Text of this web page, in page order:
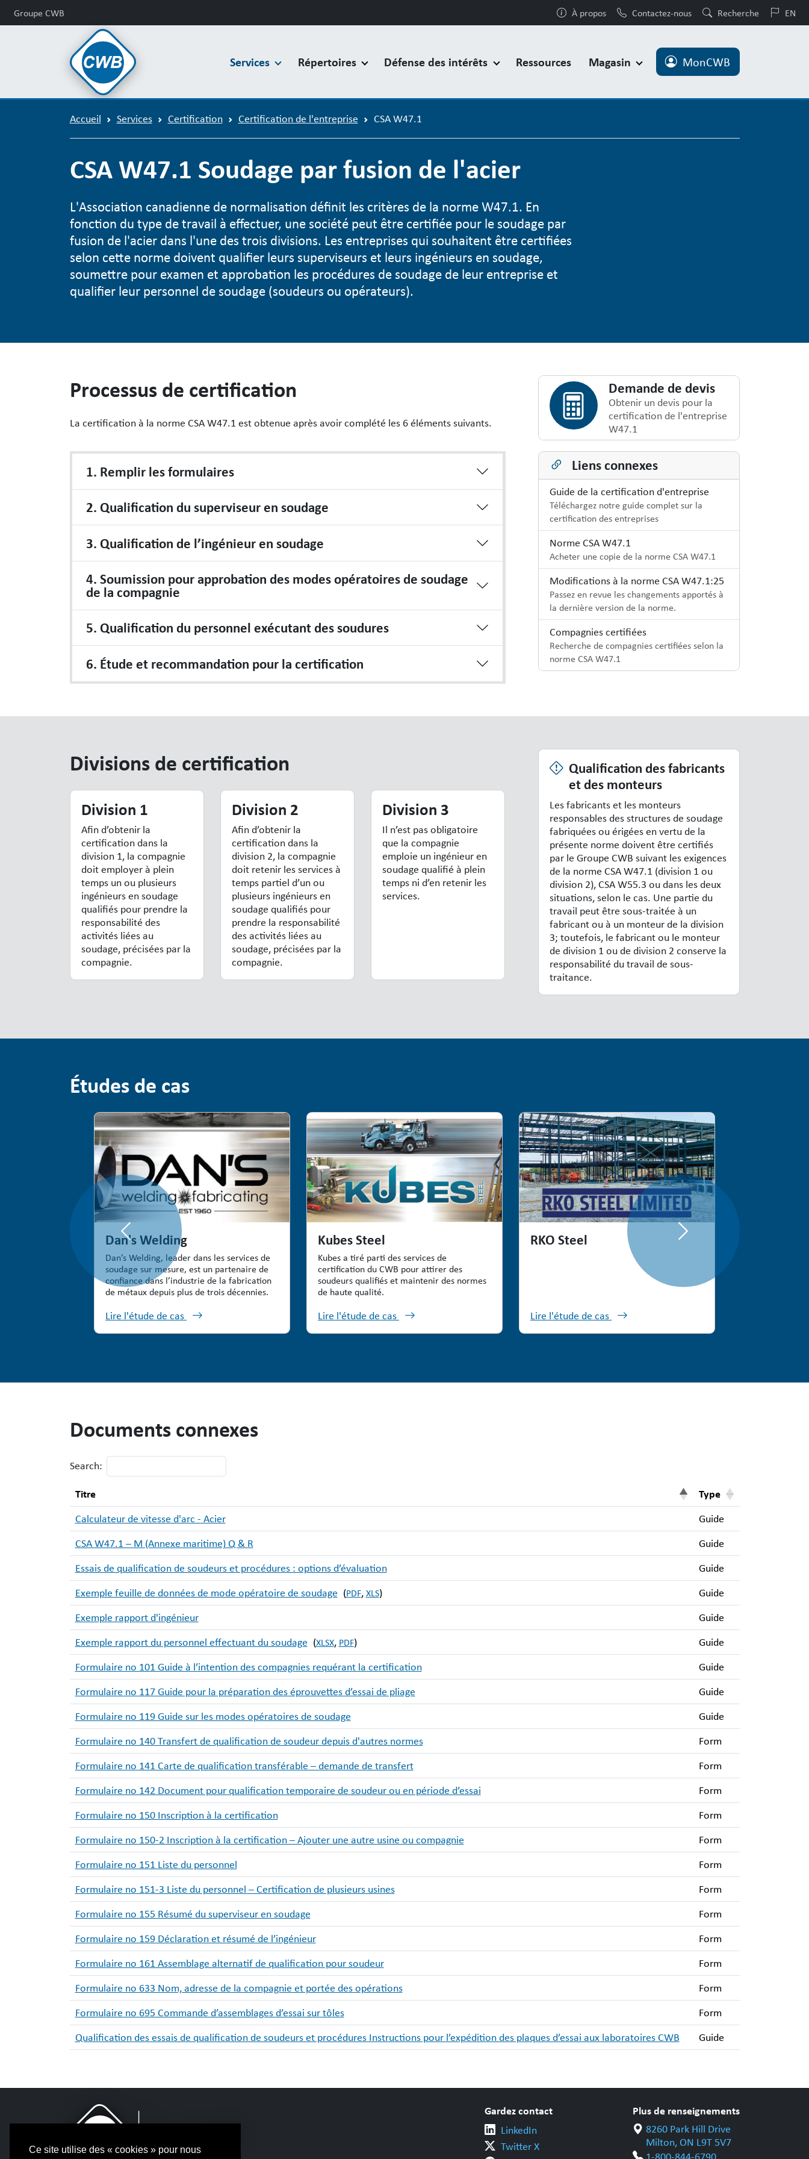
Ce site utilise des « cookies » pour nous
Groupe CWB À propos Contactez-nous Recherche EN
MonCWB
Services Répertoires Défense des intérêts Ressources Magasin
Accueil Services Certification Certification de l'entreprise CSA W47.1
CSA W47.1 Soudage par fusion de l'acier
L'Association canadienne de normalisation définit les critères de la norme W47.1. En
fonction du type de travail à effectuer, une société peut être certifiée pour le soudage par
fusion de l'acier dans l'une des trois divisions. Les entreprises qui souhaitent être certifiées
selon cette norme doivent qualifier leurs superviseurs et leurs ingénieurs en soudage,
soumettre pour examen et approbation les procédures de soudage de leur entreprise et
qualifier leur personnel de soudage (soudeurs ou opérateurs).
Processus de certification
La certification à la norme CSA W47.1 est obtenue après avoir complété les 6 éléments suivants.
1. Remplir les formulaires
2. Qualification du superviseur en soudage
3. Qualification de l’ingénieur en soudage
4. Soumission pour approbation des modes opératoires de soudage
de la compagnie
5. Qualification du personnel exécutant des soudures
6. Étude et recommandation pour la certification
Demande de devis
Obtenir un devis pour la
certification de l'entreprise
W47.1
Liens connexes
Guide de la certification d'entreprise
Téléchargez notre guide complet sur la
certification des entreprises
Norme CSA W47.1
Acheter une copie de la norme CSA W47.1
Modifications à la norme CSA W47.1:25
Passez en revue les changements apportés à
la dernière version de la norme.
Compagnies certifiées
Recherche de compagnies certifiées selon la
norme CSA W47.1
Divisions de certification
Division 1
Afin d’obtenir la
certification dans la
division 1, la compagnie
doit employer à plein
temps un ou plusieurs
ingénieurs en soudage
qualifiés pour prendre la
responsabilité des
activités liées au
soudage, précisées par la
compagnie.
Division 2
Afin d’obtenir la
certification dans la
division 2, la compagnie
doit retenir les services à
temps partiel d’un ou
plusieurs ingénieurs en
soudage qualifiés pour
prendre la responsabilité
des activités liées au
soudage, précisées par la
compagnie.
Division 3
Il n’est pas obligatoire
que la compagnie
emploie un ingénieur en
soudage qualifié à plein
temps ni d’en retenir les
services.
Qualification des fabricants
et des monteurs
Les fabricants et les monteurs
responsables des structures de soudage
fabriquées ou érigées en vertu de la
présente norme doivent être certifiés
par le Groupe CWB suivant les exigences
de la norme CSA W47.1 (division 1 ou
division 2), CSA W55.3 ou dans les deux
situations, selon le cas. Une partie du
travail peut être sous-traitée à un
fabricant ou à un monteur de la division
3; toutefois, le fabricant ou le monteur
de division 1 ou de division 2 conserve la
responsabilité du travail de sous-
traitance.
Études de cas
Dan's Welding
Dan’s Welding, leader dans les services de
soudage sur mesure, est un partenaire de
confiance dans l’industrie de la fabrication
de métaux depuis plus de trois décennies.
Lire l'étude de cas
Kubes Steel
Kubes a tiré parti des services de
certification du CWB pour attirer des
soudeurs qualifiés et maintenir des normes
de haute qualité.
Lire l'étude de cas
RKO Steel
Lire l'étude de cas
Previous Next
Documents connexes
Search:
Titre Type
Calculateur de vitesse d'arc - Acier
Guide
CSA W47.1 – M (Annexe maritime) Q & R
Guide
Essais de qualification de soudeurs et procédures : options d’évaluation
Guide
Exemple feuille de données de mode opératoire de soudage (PDF,XLS)
Guide
Exemple rapport d'ingénieur
Guide
Exemple rapport du personnel effectuant du soudage (XLSX, PDF)
Guide
Formulaire no 101 Guide à l’intention des compagnies requérant la certification
Guide
Formulaire no 117 Guide pour la préparation des éprouvettes d’essai de pliage
Guide
Formulaire no 119 Guide sur les modes opératoires de soudage
Guide
Formulaire no 140 Transfert de qualification de soudeur depuis d'autres normes
Form
Formulaire no 141 Carte de qualification transférable – demande de transfert
Form
Formulaire no 142 Document pour qualification temporaire de soudeur ou en période d’essai
Form
Formulaire no 150 Inscription à la certification
Form
Formulaire no 150-2 Inscription à la certification – Ajouter une autre usine ou compagnie
Form
Formulaire no 151 Liste du personnel
Form
Formulaire no 151-3 Liste du personnel – Certification de plusieurs usines
Form
Formulaire no 155 Résumé du superviseur en soudage
Form
Formulaire no 159 Déclaration et résumé de l’ingénieur
Form
Formulaire no 161 Assemblage alternatif de qualification pour soudeur
Form
Formulaire no 633 Nom, adresse de la compagnie et portée des opérations
Form
Formulaire no 695 Commande d’assemblages d’essai sur tôles
Form
Qualification des essais de qualification de soudeurs et procédures Instructions pour l’expédition des plaques d’essai aux laboratoires CWB
Guide
Gardez contact
LinkedIn
Twitter X
Plus de renseignements
8260 Park Hill Drive
Milton, ON L9T 5V7